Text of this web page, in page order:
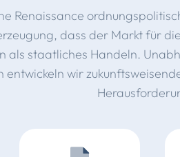
Renaissance
dass der Markt für
als staatliches Handeln.
entwickeln wir